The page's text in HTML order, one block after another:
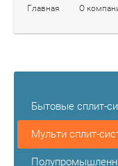
Главная О
Бытовые сплит-
Мульти сплит-